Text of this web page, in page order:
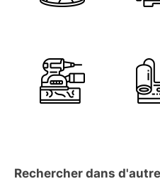
Rechercher dans